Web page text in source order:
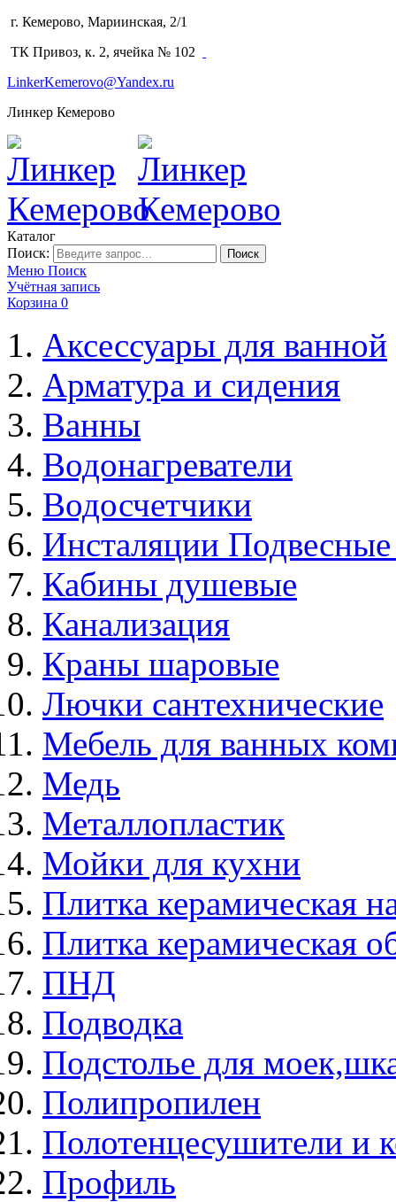
г. Кемерово, Мариинская, 2/1
ТК Привоз, к. 2, ячейка № 102
LinkerKemerovo@Yandex.ru
Линкер Кемерово
Каталог
Поиск:
Поиск
Меню Поиск
Учётная запись
Корзина 0
Аксессуары для ванной
Арматура и сидения
Ванны
Водонагреватели
Водосчетчики
Инсталяции
Кабины душевые
Канализация
Краны шаровые
Лючки сантехнические
Мебель для ванных
Медь
Металлопластик
Мойки для кухни
Плитка керамическая
Плитка керамическая
ПНД
Подводка
Подстолье для
Полипропилен
Полотенцесушители и
Профиль